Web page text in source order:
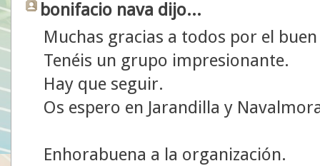
bonifacio nava dijo...
Muchas gracias a todos por el
Tenéis un grupo impresionante.
Hay que seguir.
Os espero en Jarandilla y
Enhorabuena a la organización.